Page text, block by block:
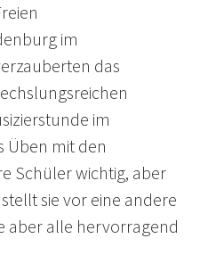
im
das
im
Üben mit den
Schüler wichtig, aber
sie vor eine andere
aber alle hervorragend